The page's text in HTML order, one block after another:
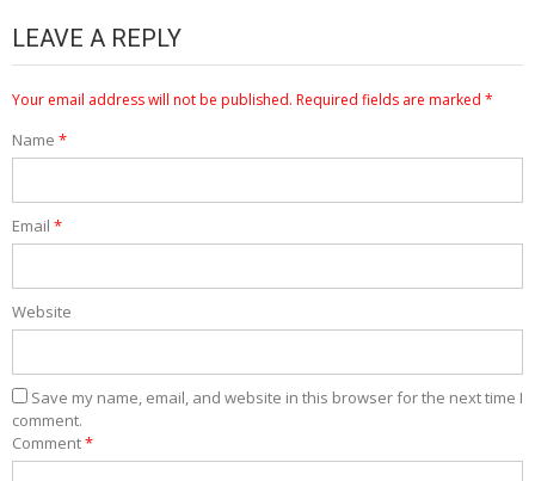
LEAVE A REPLY
Your email address will not be published. Required fields are marked *
Name *
Email *
Website
Save my name, email, and website in this browser for the next time I
comment.
Comment*